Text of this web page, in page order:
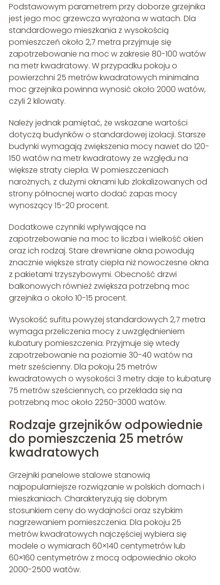
Podstawowym parametrem przy doborze grzejnika
jest jego moc grzewcza wyrażona w watach. Dla
standardowego mieszkania z wysokością
pomieszczeń około 2,7 metra przyjmuje się
zapotrzebowanie na moc w zakresie 80-100 watów
na metr kwadratowy. W przypadku pokoju o
powierzchni 25 metrów kwadratowych minimalna
moc grzejnika powinna wynosić około 2000 watów,
czyli 2 kilowaty.
Należy jednak pamiętać, że wskazane wartości
dotyczą budynków o standardowej izolacji. Starsze
budynki wymagają zwiększenia mocy nawet do 120-
150 watów na metr kwadratowy ze względu na
większe straty ciepła. W pomieszczeniach
narożnych, z dużymi oknami lub zlokalizowanych od
strony północnej warto dodać zapas mocy
wynoszący 15-20 procent.
Dodatkowe czynniki wpływające na
zapotrzebowanie na moc to liczba i wielkość okien
oraz ich rodzaj. Stare drewniane okna powodują
znacznie większe straty ciepła niż nowoczesne okna
z pakietami trzyszybowymi. Obecność drzwi
balkonowych również zwiększa potrzebną moc
grzejnika o około 10-15 procent.
Wysokość sufitu powyżej standardowych 2,7 metra
wymaga przeliczenia mocy z uwzględnieniem
kubatury pomieszczenia. Przyjmuje się wtedy
zapotrzebowanie na poziomie 30-40 watów na
metr sześcienny. Dla pokoju 25 metrów
kwadratowych o wysokości 3 metry daje to kubaturę
75 metrów sześciennych, co przekłada się na
potrzebną moc około 2250-3000 watów.
Rodzaje grzejników odpowiednie
do pomieszczenia 25 metrów
kwadratowych
Grzejniki panelowe stalowe stanowią
najpopularniejsze rozwiązanie w polskich domach i
mieszkaniach. Charakteryzują się dobrym
stosunkiem ceny do wydajności oraz szybkim
nagrzewaniem pomieszczenia. Dla pokoju 25
metrów kwadratowych najczęściej wybiera się
modele o wymiarach 60×140 centymetrów lub
60×160 centymetrów z mocą odpowiednio około
2000-2500 watów.